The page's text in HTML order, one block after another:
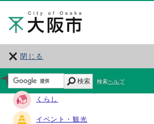
閉じる
サイト・ナビ
くらし
イベント・観光
検索 検索ヘルプ